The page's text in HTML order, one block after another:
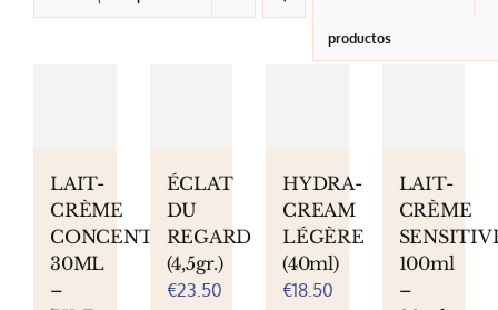
Lait-Crème Concentré
Preocupaciones
Puntos venta
Contacto
productos
LAIT-
CRÈME
CONCENTRÉ
30ML
–
ÉCLAT
DU
REGARD
(4,5gr.)
€23.50
HYDRA-
CREAM
LÉGÈRE
(40ml)
€18.50
LAIT-
CRÈME
100ml
–